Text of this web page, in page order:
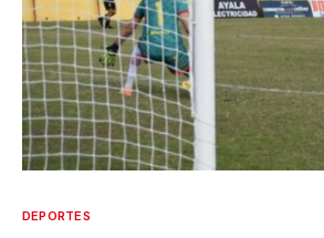
DEPORTES